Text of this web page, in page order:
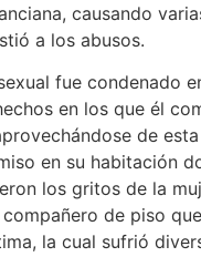
causando
a los abusos.
fue condenado
en los que él
de
en su habitación
los gritos de la
de piso
la cual sufrió